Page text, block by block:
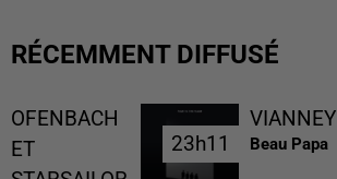
RÉCEMMENT DIFFUSÉ
OFENBACH
ET
23h11
23h11
VIANNEY
Beau Papa